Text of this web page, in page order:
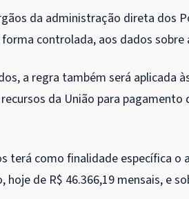
da administração direta dos
controlada, aos dados
a regra também será aplicada
da União para pagamento
terá como finalidade específica
de R$ 46.366,19 mensais, e